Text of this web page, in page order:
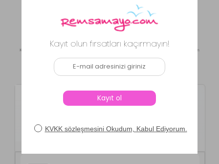
Daha Fazla Yorum Göster
Kaynak: Trendyol ⚡ CollectAction
Ürün Soru ve Cevapları
Remsa SporBüyük Beden Erkek 3